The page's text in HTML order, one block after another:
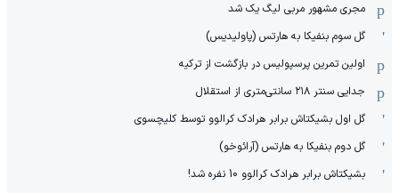
مجری مشهور مربی لیگ یک شد
گل سوم بنفیکا به هارتس (پاولیدیس)
اولین تمرین پرسپولیس در بازگشت از ترکیه
جدایی سنتر ۲۱۸ سانتی‌متری از استقلال
گل اول بشیکتاش برابر هرادک کرالوو توسط کلیچسوی
گل دوم بنفیکا به هارتس (آرائوخو)
بشیکتاش برابر هرادک کرالوو 10 نفره شد!